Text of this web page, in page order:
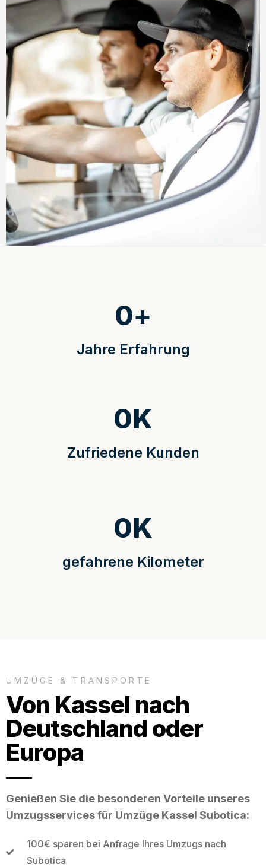
Jahre Erfahrung
0+
Zufriedene Kunden
0K
gefahrene Kilometer
0K
UMZÜGE & TRANSPORTE
Von Kassel nach
Deutschland oder
Europa
Genießen Sie die besonderen Vorteile unseres
Umzugsservices für Umzüge Kassel Subotica:
100€ sparen bei Anfrage Ihres Umzugs nach
Subotica